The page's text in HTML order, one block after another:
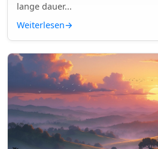
lange dauer...
Weiterlesen→